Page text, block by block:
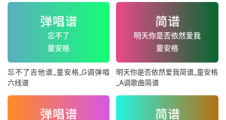
忘不了吉他谱_童安格_G调弹唱
六线谱
明天你是否依然爱我简谱_童安格
_A调歌曲简谱